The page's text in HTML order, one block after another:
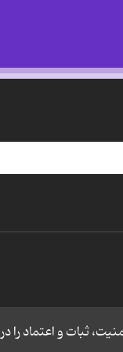
ثبات و اعتماد را در